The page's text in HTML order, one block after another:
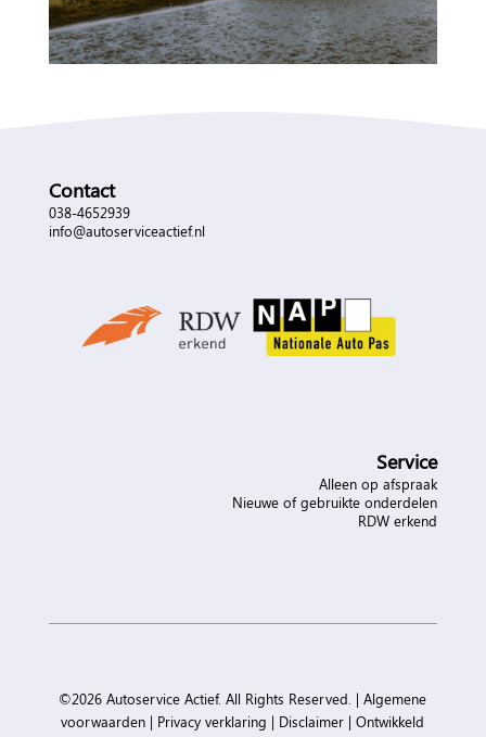
Contact
038-4652939
info@autoserviceactief.nl
Service
Alleen op afspraak
Nieuwe of gebruikte onderdelen
RDW erkend
©2026 Autoservice Actief. All Rights Reserved. |Algemene
voorwaarden | Privacy verklaring | Disclaimer |Ontwikkeld